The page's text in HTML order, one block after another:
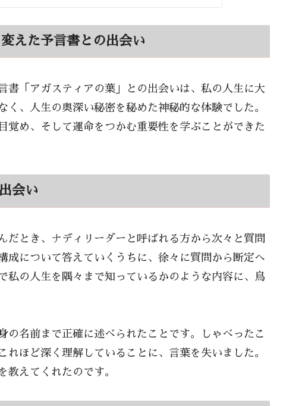
えた予言書との出会い
書「アガスティアの葉」との出会いは、私の人生に大
く、人生の奥深い秘密を秘めた神秘的な体験でした。
覚め、そして運命をつかむ重要性を学ぶことができた
会い
だとき、ナディリーダーと呼ばれる方から次々と質問
成について答えていくうちに、徐々に質問から断定へ
私の人生を隅々まで知っているかのような内容に、鳥
の名前まで正確に述べられたことです。しゃべったこ
れほど深く理解していることに、言葉を失いました。
教えてくれたのです。